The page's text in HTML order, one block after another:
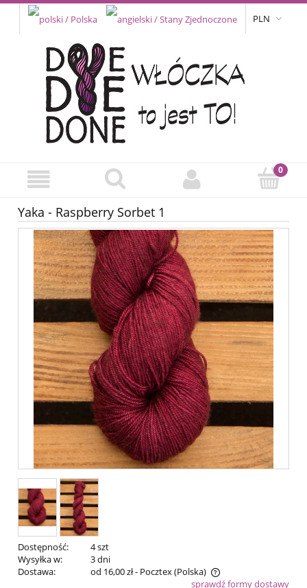
PLN
Yaka - Raspberry Sorbet 1
Dostępność:
4 szt
Wysyłka w:
3 dni
Dostawa:
od 16,00 zł- Pocztex(Polska)
Cena nie zawiera ewentualnych kosztów płatnościsprawdź formy dostawy